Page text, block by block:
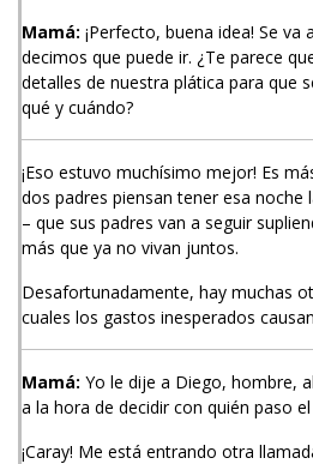
Mamá: ¡Perfecto, buena idea! Se
decimos que puede ir. ¿Te parece
detalles de nuestra plática para que
qué y cuándo?
¡Eso estuvo muchísimo mejor! Es
dos padres piensan tener esa noche
– que sus padres van a seguir
más que ya no vivan juntos.
Desafortunadamente, hay muchas
cuales los gastos inesperados
Mamá: Yo le dije a Diego, hombre,
a la hora de decidir con quién paso
¡Caray! Me está entrando otra